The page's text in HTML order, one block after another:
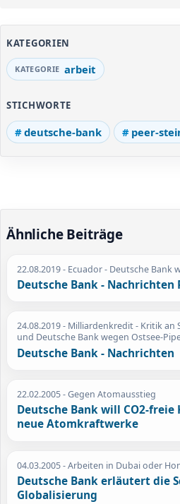
KATEGORIEN
arbeit
STICHWORTE
deutsche-bank peer-
Ähnliche Beiträge
22.08.2019- Ecuador - Deutsche Bank
Deutsche Bank - Nachrichten
24.08.2019- Milliardenkredit - Kritik an
und Deutsche Bank wegen Ostsee-
Deutsche Bank - Nachrichten
22.02.2005- Gegen Atomausstieg
Deutsche Bank will CO2-
neue Atomkraftwerke
04.03.2005- Arbeiten in Dubai oder
Deutsche Bank erläutert die
Globalisierung